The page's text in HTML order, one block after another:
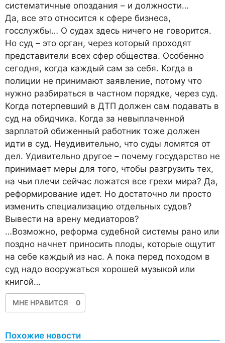
систематичные опоздания – и должности…
Да, все это относится к сфере бизнеса,
госслужбы… О судах здесь ничего не говорится.
Но суд – это орган, через который проходят
представители всех сфер общества. Особенно
сегодня, когда каждый сам за себя. Когда в
полиции не принимают заявление, потому что
нужно разбираться в частном порядке, через суд.
Когда потерпевший в ДТП должен сам подавать в
суд на обидчика. Когда за невыплаченной
зарплатой обиженный работник тоже должен
идти в суд. Неудивительно, что суды ломятся от
дел. Удивительно другое – почему государство не
принимает меры для того, чтобы разгрузить тех,
на чьи плечи сейчас ложатся все грехи мира? Да,
реформирование идет. Но достаточно ли просто
изменить специализацию отдельных судов?
Вывести на арену медиаторов?
…Возможно, реформа судебной системы рано или
поздно начнет приносить плоды, которые ощутит
на себе каждый из нас. А пока перед походом в
суд надо вооружаться хорошей музыкой или
книгой…
МНЕ НРАВИТСЯ 0
Похожие новости